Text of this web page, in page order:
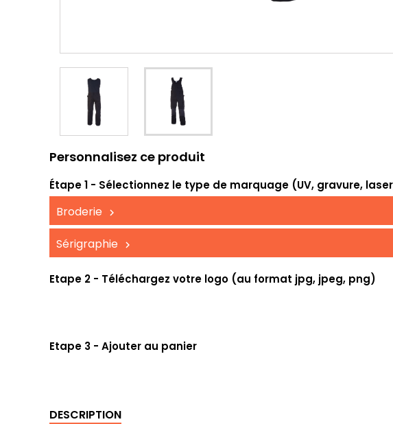
Personnalisez ce produit
Étape 1 - Sélectionnez le type de marquage (UV, gravure,
Broderie
Sérigraphie
Etape 2 - Téléchargez votre logo (au format jpg, jpeg, png)
Etape 3 - Ajouter au panier
DESCRIPTION